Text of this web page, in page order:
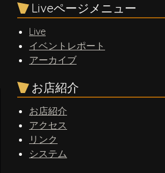
Liveページメニュー
Live
イベントレポート
アーカイブ
お店紹介
お店紹介
アクセス
リンク
システム